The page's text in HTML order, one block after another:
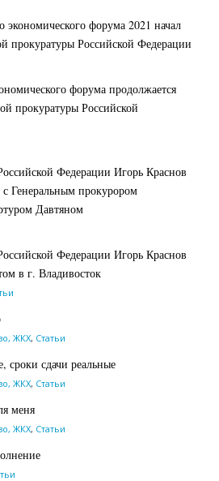
форума 2021 начал
прокуратуры Российской Федерации
форума продолжается
прокуратуры Российской
Федерации Игорь Краснов
Генеральным прокурором
Давтяном
Федерации Игорь Краснов
в г. Владивосток
ЖКХ, Статьи
сроки сдачи реальные
ЖКХ, Статьи
меня
ЖКХ, Статьи